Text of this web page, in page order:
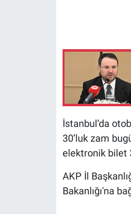
İstanbul’da
30’luk zam
elektronik bilet
AKP İl
Bakanlığı'na
Günün görüntüsü
Koronavirüs
Kültür Sanat